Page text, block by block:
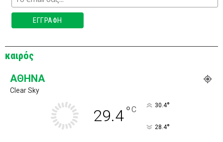
καιρός
ΑΘΉΝΑ
Clear Sky
29.4°C 30.4°
28.4°